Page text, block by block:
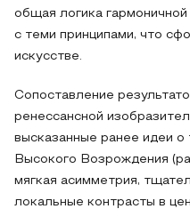
общая логика
с теми принципами, что
искусстве.
Сопоставление
ренессансной
высказанные ранее идеи о
Высокого Возрождения
мягкая асимметрия,
локальные контрасты в